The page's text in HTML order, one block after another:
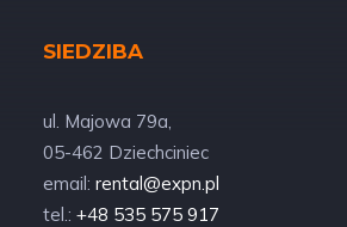
SIEDZIBA
ul. Majowa 79a,
05-462 Dziechciniec
email: rental@expn.pl
tel.: +48 535 575 917